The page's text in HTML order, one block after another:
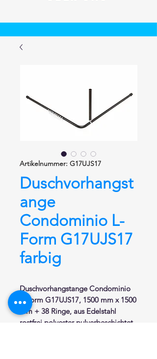
Artikelnummer: G17UJS17
Duschvorhangst
ange
Condominio L-
Form G17UJS17
farbig
DuschvorhangstangeCondominio
L-Form G17UJS17, 1500 mm x 1500
mm + 38 Ringe, aus Edelstahl
rostfrei polyester pulverbeschichtet.